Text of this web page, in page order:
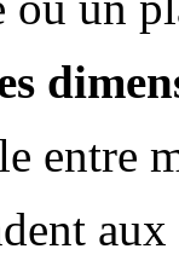
entre